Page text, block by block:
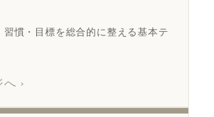
習慣・目標を総合的に整える基本テ
›